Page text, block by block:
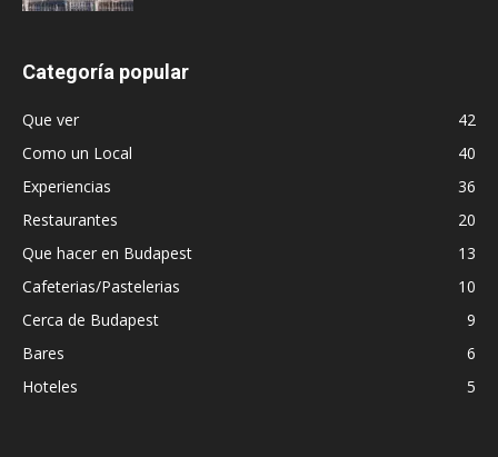
Categoría popular
Que ver
42
Como un Local
40
Experiencias
36
Restaurantes
20
Que hacer en Budapest
13
Cafeterias/Pastelerias
10
Cerca de Budapest
9
Bares
6
Hoteles
5